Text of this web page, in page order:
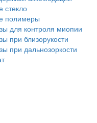
стекло
полимеры
для контроля миопии
при близорукости
при дальнозоркости